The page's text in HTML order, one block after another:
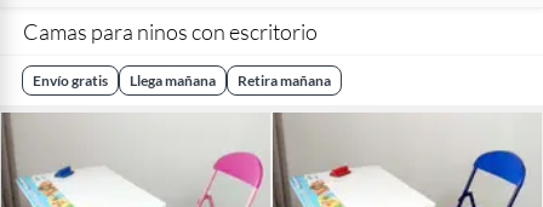
Camas para ninos con escritorio
Envío gratis Llega mañana Retira mañana